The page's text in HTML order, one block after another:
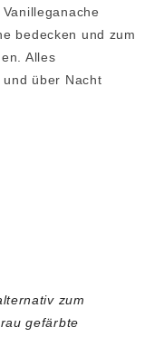
bedecken und zum
Alles
über Nacht
zum
gefärbte